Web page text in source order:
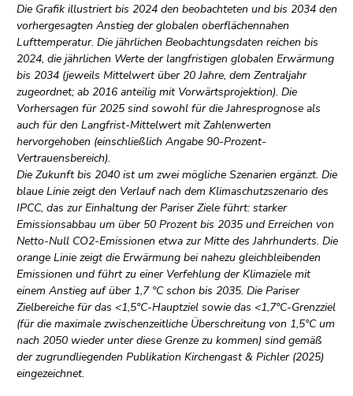
Die Grafik illustriert bis 2024 den beobachteten und bis 2034 den
vorhergesagten Anstieg der globalen oberflächennahen
Lufttemperatur. Die jährlichen Beobachtungsdaten reichen bis
2024, die jährlichen Werte der langfristigen globalen Erwärmung
bis 2034 (jeweils Mittelwert über 20 Jahre, dem Zentraljahr
zugeordnet; ab 2016 anteilig mit Vorwärtsprojektion). Die
Vorhersagen für 2025 sind sowohl für die Jahresprognose als
auch für den Langfrist-Mittelwert mit Zahlenwerten
hervorgehoben (einschließlich Angabe 90-Prozent-
Vertrauensbereich).
Die Zukunft bis 2040 ist um zwei mögliche Szenarien ergänzt. Die
blaue Linie zeigt den Verlauf nach dem Klimaschutzszenario des
IPCC, das zur Einhaltung der Pariser Ziele führt: starker
Emissionsabbau um über 50 Prozent bis 2035 und Erreichen von
Netto-Null CO2-Emissionen etwa zur Mitte des Jahrhunderts. Die
orange Linie zeigt die Erwärmung bei nahezu gleichbleibenden
Emissionen und führt zu einer Verfehlung der Klimaziele mit
einem Anstieg auf über 1,7 °C schon bis 2035. Die Pariser
Zielbereiche für das <1,5°C-Hauptziel sowie das <1,7°C-Grenzziel
(für die maximale zwischenzeitliche Überschreitung von 1,5°C um
nach 2050 wieder unter diese Grenze zu kommen) sind gemäß
der zugrundliegenden Publikation Kirchengast & Pichler (2025)
eingezeichnet.